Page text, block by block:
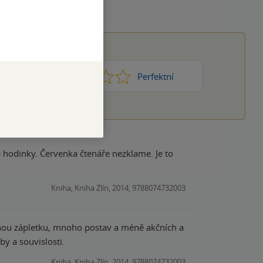
Perfektní
Červenka čtenáře nezklame. Je to
Kniha, Kniha Zlín, 2014, 9788074732003
zápletku, mnoho postav a méně akčních a
a souvislosti.